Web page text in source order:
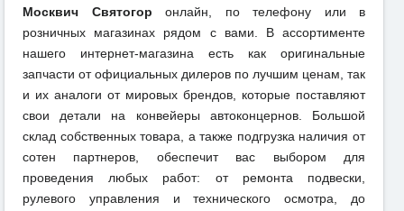
Москвич Святогор онлайн, по телефону или в
розничных магазинах рядом с вами. В ассортименте
нашего интернет-магазина есть как оригинальные
запчасти от официальных дилеров по лучшим ценам, так
и их аналоги от мировых брендов, которые поставляют
свои детали на конвейеры автоконцернов. Большой
склад собственных товара, а также подгрузка наличия от
сотен партнеров, обеспечит вас выбором для
проведения любых работ: от ремонта подвески,
рулевого управления и технического осмотра, до